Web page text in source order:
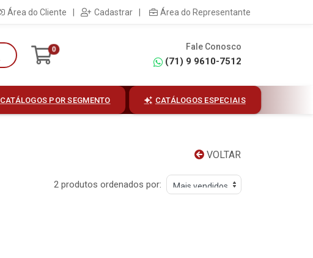
Área do Cliente | Cadastrar | Área do Representante
0 Fale Conosco
(71) 9 9610-7512
CATÁLOGOS POR SEGMENTO CATÁLOGOS ESPECIAIS
VOLTAR
2 produtos ordenados por: